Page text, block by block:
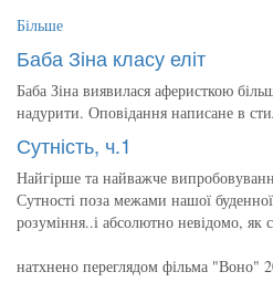
Більше
Баба Зіна класу еліт
Баба Зіна виявилася аферисткою
надурити. Оповідання написане в
Сутність, ч.1
Найгірше та найважче
Сутності поза межами нашої
розуміння..і абсолютно невідомо, як
натхнено переглядом фільма "Воно"